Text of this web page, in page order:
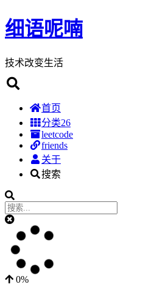
细语呢喃
技术改变生活
首页
分类26
leetcode
friends
关于
搜索
0%